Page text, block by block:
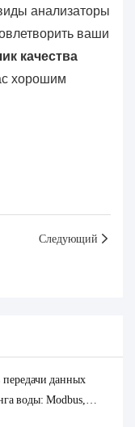
анализаторы
ваши
качества
хорошим
Следующий
данных
воды: Modbus,